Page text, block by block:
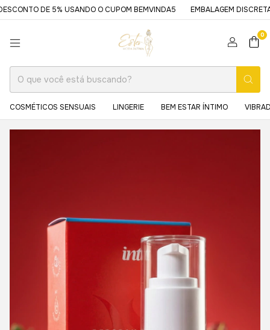
DE 5% USANDO O CUPOM BEMVINDA5 EMBALAGEM DISCRETA
0
COSMÉTICOS SENSUAIS LINGERIE BEM ESTAR ÍNTIMO